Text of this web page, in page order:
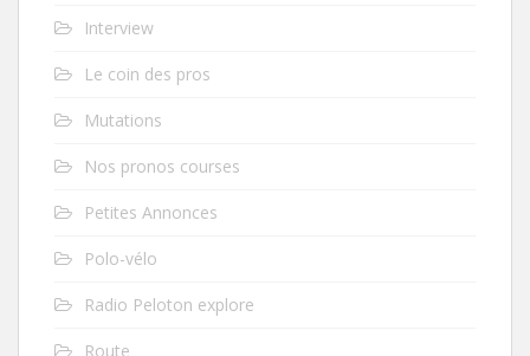
Interview
Le coin des pros
Mutations
Nos pronos courses
Petites Annonces
Polo-vélo
Radio Peloton explore
Route